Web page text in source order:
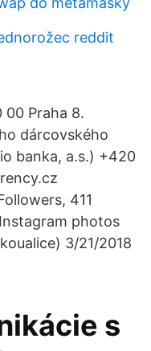
reddit
00 Praha 8.
dárcovského
banka, a.s.) +420
411
photos
3/21/2018
s